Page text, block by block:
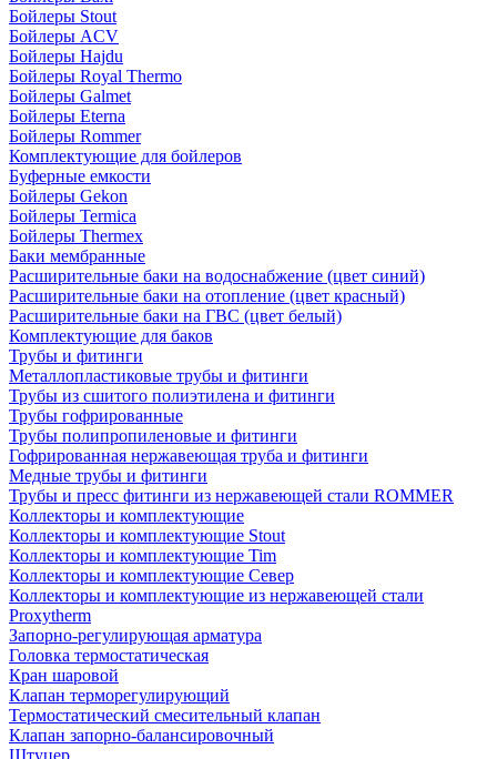
Бойлеры Stout
Бойлеры ACV
Бойлеры Hajdu
Бойлеры Royal Thermo
Бойлеры Galmet
Бойлеры Eterna
Бойлеры Rommer
Комплектующие для бойлеров
Буферные емкости
Бойлеры Gekon
Бойлеры Termica
Бойлеры Thermex
Баки мембранные
Расширительные баки на водоснабжение (цвет синий)
Расширительные баки на отопление (цвет красный)
Расширительные баки на ГВС (цвет белый)
Комплектующие для баков
Трубы и фитинги
Металлопластиковые трубы и фитинги
Трубы из сшитого полиэтилена и фитинги
Трубы гофрированные
Трубы полипропиленовые и фитинги
Гофрированная нержавеющая труба и фитинги
Медные трубы и фитинги
Трубы и пресс фитинги из нержавеющей стали ROMMER
Коллекторы и комплектующие
Коллекторы и комплектующие Stout
Коллекторы и комплектующие Tim
Коллекторы и комплектующие Север
Коллекторы и комплектующие из нержавеющей стали
Proxytherm
Запорно-регулирующая арматура
Головка термостатическая
Кран шаровой
Клапан терморегулирующий
Термостатический смесительный клапан
Клапан запорно-балансировочный
Штуцер